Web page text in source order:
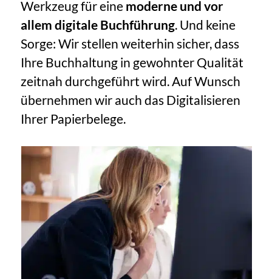
Werkzeug für eine moderne und vor
allem digitale Buchführung. Und keine
Sorge: Wir stellen weiterhin sicher, dass
Ihre Buchhaltung in gewohnter Qualität
zeitnah durchgeführt wird. Auf Wunsch
übernehmen wir auch das Digitalisieren
Ihrer Papierbelege.